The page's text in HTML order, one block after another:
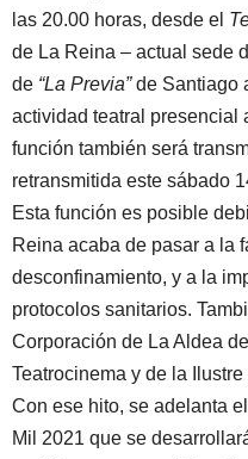
las 20.00 horas, desde el
de La Reina – actual sede
de “La Previa”de Santiago
actividad teatral presencial
función también será
retransmitida este sábado
Esta función es posible
Reina acaba de pasar a la
desconfinamiento, y a la
protocolos sanitarios.
Corporación de La Aldea
Teatrocinema y de la
Con ese hito, se adelanta
Mil 2021 que se